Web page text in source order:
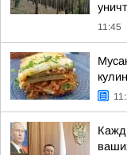
11:45